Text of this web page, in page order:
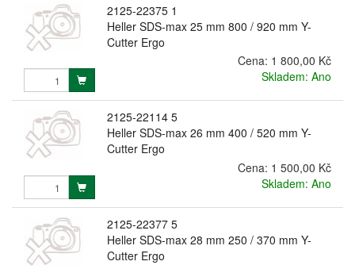
2125-22375 1
Heller SDS-max 25 mm 800 / 920 mm Y-
Cutter Ergo
Cena: 1 800,00 Kč
Skladem: Ano
2125-22114 5
Heller SDS-max 26 mm 400 / 520 mm Y-
Cutter Ergo
Cena: 1 500,00 Kč
Skladem: Ano
2125-22377 5
Heller SDS-max 28 mm 250 / 370 mm Y-
Cutter Ergo